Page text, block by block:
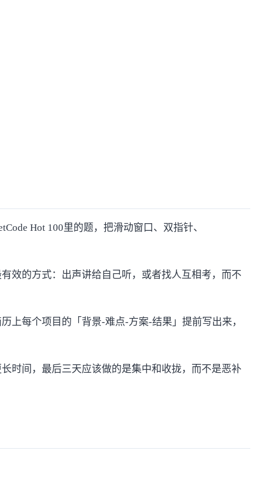
Hot 100里的题，把滑动窗口、双指针、
效的方式：出声讲给自己听，或者找人互相考，而不
上每个项目的「背景-难点-方案-结果」提前写出来，
时间，最后三天应该做的是集中和收拢，而不是恶补